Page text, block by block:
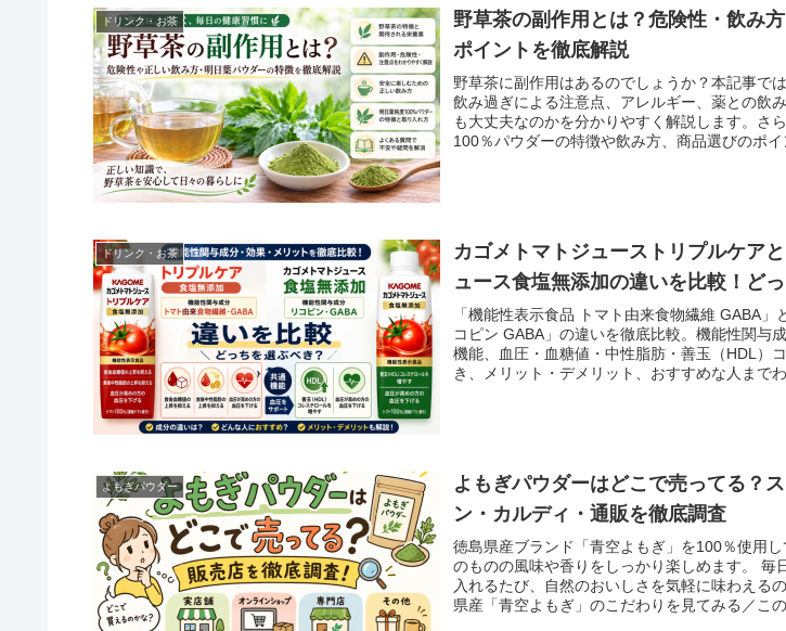
ドリンク・お茶
野草茶の副作用とは？危険性・飲み
ポイントを徹底解説
野草茶に副作用はあるのでしょうか？本記事で
飲み過ぎによる注意点、アレルギー、薬との飲
も大丈夫なのかを分かりやすく解説します。さ
100％パウダーの特徴や飲み方、商品選びのポイ
ドリンク・お茶
カゴメトマトジューストリプルケア
ュース食塩無添加の違いを比較！ど
「機能性表示食品 トマト由来食物繊維 GABA」
コピン GABA」の違いを徹底比較。機能性関与
機能、血圧・血糖値・中性脂肪・善玉（HDL）
き、メリット・デメリット、おすすめな人まで
よもぎパウダー
よもぎパウダーはどこで売ってる？
ン・カルディ・通販を徹底調査
徳島県産ブランド「青空よもぎ」を100％使用
のものの風味や香りをしっかり楽しめます。 毎
入れるたび、自然のおいしさを気軽に味わえる
県産「青空よもぎ」のこだわりを見てみる／こ